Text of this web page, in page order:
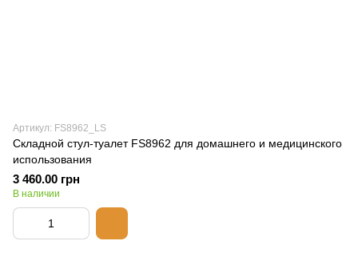
Артикул: FS8962_LS
Складной стул-туалет FS8962 для домашнего и медицинского
использования
3 460.00 грн
В наличии